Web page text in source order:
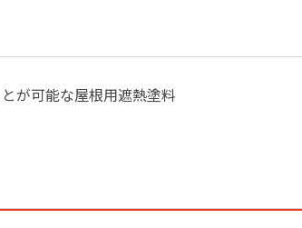
が可能な屋根用遮熱塗料